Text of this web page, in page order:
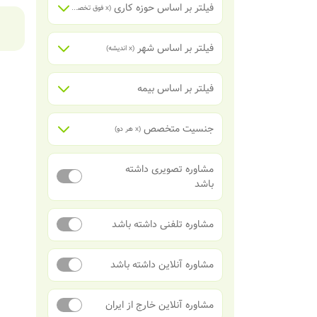
فیلتر بر اساس حوزه کاری (x فوق تخصص گوارش و کبد
فیلتر بر اساس شهر (x اندیشه)
فیلتر بر اساس بیمه
جنسیت متخصص (x هر دو)
مشاوره تصویری داشته
باشد
مشاوره تلفنی داشته باشد
مشاوره آنلاین داشته باشد
مشاوره آنلاین خارج از ایران